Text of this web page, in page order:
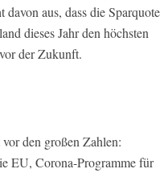
aus, dass die Sparquote
dieses Jahr den höchsten
der Zukunft.
den großen Zahlen:
EU, Corona-Programme für